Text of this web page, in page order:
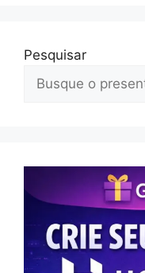
Pesquisar